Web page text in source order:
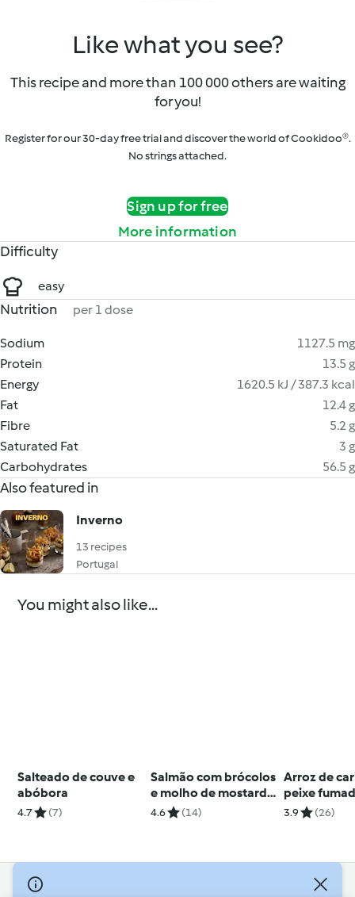
Like what you see?
This recipe and more than 100 000 others are waiting
for you!
Register for our 30-day free trial and discover the world of Cookidoo®.
No strings attached.
Sign up for free
More information
Difficulty
easy
Nutrition per 1 dose
Sodium
1127.5 mg
Protein
13.5 g
Energy
1620.5 kJ / 387.3 kcal
Fat
12.4 g
Fibre
5.2 g
Saturated Fat
3 g
Carbohydrates
56.5 g
Also featured in
Inverno
13 recipes
Portugal
You might also like...
Salteado de couve e
abóbora
4.7 (7)
Salmão com brócolos
e molho de mostarda
e mel
4.6 (14)
Arroz de
peixe
kedgeree
3.9 (26)
© Copyright 2026